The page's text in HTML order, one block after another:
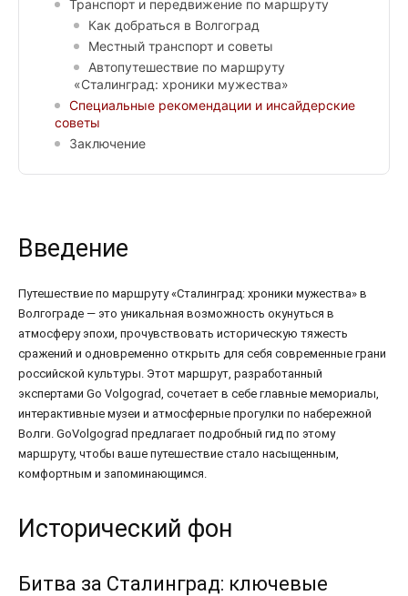
Транспорт и передвижение по маршруту
Как добраться в Волгоград
Местный транспорт и советы
Автопутешествие по маршруту
«Сталинград: хроники мужества»
Специальные рекомендации и инсайдерские
советы
Заключение
Введение
Путешествие по маршруту «Сталинград: хроники мужества» в
Волгограде — это уникальная возможность окунуться в
атмосферу эпохи, прочувствовать историческую тяжесть
сражений и одновременно открыть для себя современные грани
российской культуры. Этот маршрут, разработанный
экспертами Go Volgograd, сочетает в себе главные мемориалы,
интерактивные музеи и атмосферные прогулки по набережной
Волги. GoVolgograd предлагает подробный гид по этому
маршруту, чтобы ваше путешествие стало насыщенным,
комфортным и запоминающимся.
Исторический фон
Битва за Сталинград: ключевые